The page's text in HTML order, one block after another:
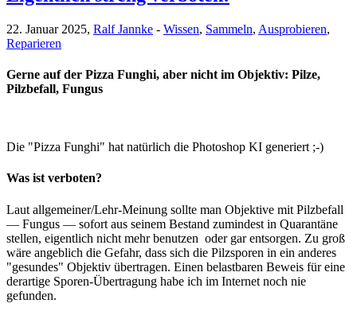
22. Januar 2025, Ralf Jannke - Wissen, Sammeln, Ausprobieren,
Reparieren
Gerne auf der Pizza Funghi, aber nicht im Objektiv: Pilze,
Pilzbefall, Fungus
Die "Pizza Funghi" hat natürlich die Photoshop KI generiert ;-)
Was ist verboten?
Laut allgemeiner/Lehr-Meinung sollte man Objektive mit Pilzbefall
— Fungus — sofort aus seinem Bestand zumindest in Quarantäne
stellen, eigentlich nicht mehr benutzen oder gar entsorgen. Zu groß
wäre angeblich die Gefahr, dass sich die Pilzsporen in ein anderes
"gesundes" Objektiv übertragen. Einen belastbaren Beweis für eine
derartige Sporen-Übertragung habe ich im Internet noch nie
gefunden.